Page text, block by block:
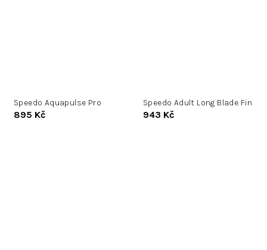
Speedo Aquapulse Pro
895 Kč
Speedo Adult Long Blade Fin
943 Kč